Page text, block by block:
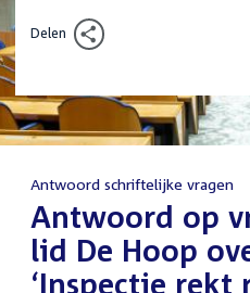
Delen
Antwoord schriftelijke vragen
Antwoord op
lid De Hoop
‘Inspectie rekt